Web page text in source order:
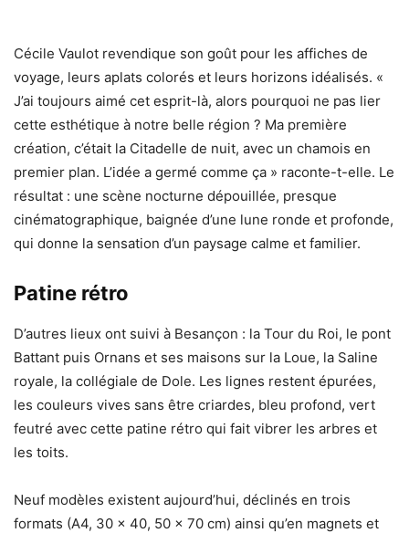
Cécile Vaulot revendique son goût pour les affiches de
voyage, leurs aplats colorés et leurs horizons idéalisés. «
J’ai toujours aimé cet esprit-là, alors pourquoi ne pas lier
cette esthétique à notre belle région ? Ma première
création, c’était la Citadelle de nuit, avec un chamois en
premier plan. L’idée a germé comme ça » raconte-t-elle. Le
résultat : une scène nocturne dépouillée, presque
cinématographique, baignée d’une lune ronde et profonde,
qui donne la sensation d’un paysage calme et familier.
Patine rétro
D’autres lieux ont suivi à Besançon : la Tour du Roi, le pont
Battant puis Ornans et ses maisons sur la Loue, la Saline
royale, la collégiale de Dole. Les lignes restent épurées,
les couleurs vives sans être criardes, bleu profond, vert
feutré avec cette patine rétro qui fait vibrer les arbres et
les toits.
Neuf modèles existent aujourd’hui, déclinés en trois
formats (A4, 30 x 40, 50 x 70 cm) ainsi qu’en magnets et